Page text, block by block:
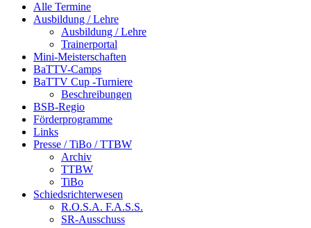
Alle Termine
Ausbildung / Lehre
Ausbildung / Lehre
Trainerportal
Mini-Meisterschaften
BaTTV-Camps
BaTTV Cup -Turniere
Beschreibungen
BSB-Regio
Förderprogramme
Links
Presse / TiBo / TTBW
Archiv
TTBW
TiBo
Schiedsrichterwesen
R.O.S.A. F.A.S.S.
SR-Ausschuss